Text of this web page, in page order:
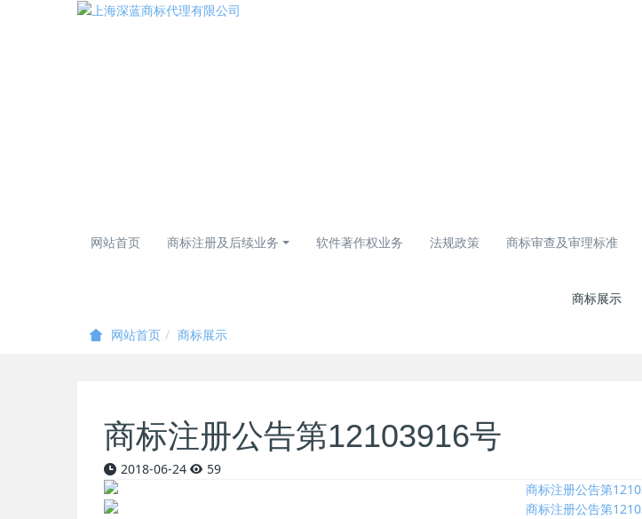
网站首页 商标注册及后续业务 软件著作权业务 法规政策 商标审查及审理标准
商标展示
网站首页 商标展示
商标注册公告第12103916号
2018-06-24 59